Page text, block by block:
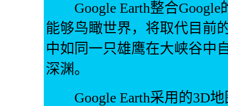
Google Earth整合Google
能够鸟瞰世界，将取代目前
中如同一只雄鹰在大峡谷中
深渊。
Google Earth采用的3D地